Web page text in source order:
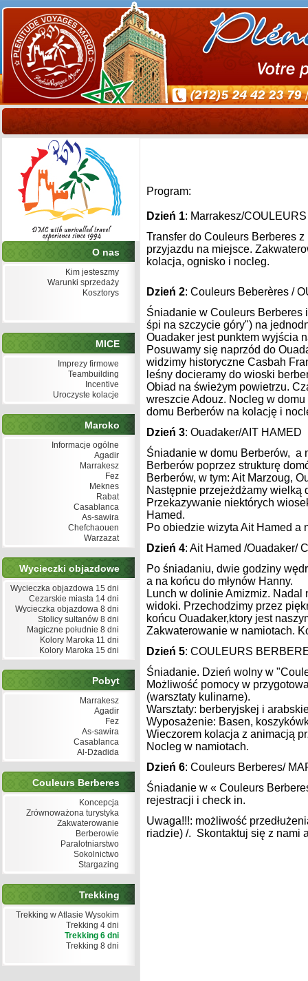
O nas
Kim jesteszmy
Warunki sprzedaży
Kosztorys
MICE
Imprezy firmowe
Teambuilding
Incentive
Uroczyste kolacje
Maroko
Informacje ogólne
Agadir
Marrakesz
Fez
Meknes
Rabat
Casablanca
As-sawira
Chefchaouen
Warzazat
Wycieczki objazdowe
Wycieczka objazdowa 15 dni
Cezarskie miasta 14 dni
Wycieczka objazdowa 8 dni
Stolicy sułtanów 8 dni
Magiczne południe 8 dni
Kolory Maroka 11 dni
Kolory Maroka 15 dni
Pobyt
Marrakesz
Agadir
Fez
As-sawira
Casablanca
Al-Dżadida
Couleurs Berberes
Koncepcja
Zrównoważona turystyka
Zakwaterowanie
Berberowie
Paralotniarstwo
Sokolnictwo
Stargazing
Trekking
Trekking w Atlasie Wysokim
Trekking 4 dni
Trekking 6 dni
Trekking 8 dni
Program:
Dzień 1: Marrakesz/
Transfer do Couleurs Berberes
przyjazdu na miejsce.
kolacja, ognisko i nocleg.
Dzień 2: Couleurs Beberères /
Śniadanie w Couleurs Berberes
śpi na szczycie góry") na
Ouadaker jest punktem wyjścia
Posuwamy się naprzód do
widzimy historyczne Casbah
leśny docieramy do wioski
Obiad na świeżym powietrzu.
wreszcie Adouz. Nocleg w
domu Berberów na kolację i
Dzień 3: Ouadaker/AIT HAMED
Śniadanie w domu Berberów, a
Berberów poprzez strukturę
Berberów, w tym: Ait Marzoug,
Następnie przejeżdżamy wielką
Przekazywanie niektórych
Hamed.
Po obiedzie wizyta Ait Hamed a
Dzień 4: Ait Hamed /Ouadaker/
Po śniadaniu, dwie godziny
a na końcu do młynów Hanny.
Lunch w dolinie Amizmiz. Nadal
widoki. Przechodzimy przez
końcu Ouadaker,ktory jest
Zakwaterowanie w namiotach.
Dzień 5: COULEURS
Śniadanie. Dzień wolny w
Możliwość pomocy w
(warsztaty kulinarne).
Warsztaty: berberyjskej i
Wyposażenie: Basen,
Wieczorem kolacja z animacją
Nocleg w namiotach.
Dzień 6: Couleurs Berberes/
Śniadanie w « Couleurs
rejestracji i check in.
Uwaga!!!: możliwość
riadzie) /. Skontaktuj się z nami